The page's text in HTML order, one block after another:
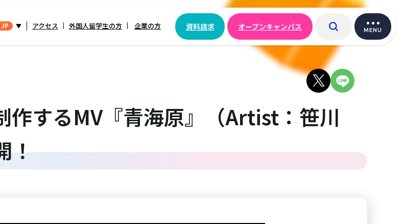
JP アクセス 外国人留学生の方 企業の方 資料請求 オープンキャンパス MENU
作するMV『青海原』（Artist：笹川
！